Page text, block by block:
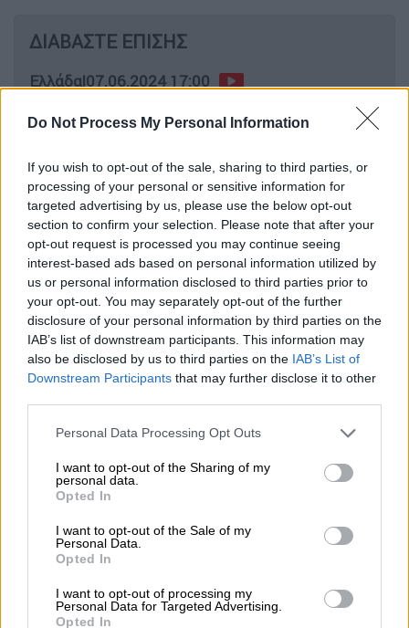
Do Not Process My Personal Information
If you wish to opt-out of the sale, sharing to third parties, or
processing of your personal or sensitive information for
targeted advertising by us, please use the below opt-out
section to confirm your selection. Please note that after your
opt-out request is processed you may continue seeing
interest-based ads based on personal information utilized by
us or personal information disclosed to third parties prior to
your opt-out. You may separately opt-out of the further
disclosure of your personal information by third parties on the
IAB’s list of downstream participants. This information may
also be disclosed by us to third parties on the IAB’s List of
Downstream Participants that may further disclose it to other
Please note that this website/app uses one or more Google
not limited to your visit or usage behaviour. You may click to
grant or deny consent to Google and its third-party tags to
use your data for below specified purposes in below Google
consent section.
Personal Data Processing Opt Outs
I want to opt-out of the Sharing of my
personal data.
Opted In
I want to opt-out of the Sale of my
Personal Data.
Opted In
I want to opt-out of processing my
Personal Data for Targeted Advertising.
Opted In
ΔΙΑΒΑΣΤΕ ΕΠΙΣΗΣ
Ελλάδα|07.06.2024 17:00
Μόσλεϊ – Φωτογραφία ντοκουμέντο
Απευθύνονταςέκκλησηστα νοικοκυριά και
στις επιχειρήσεις να περιορίσουν τη χρήση
νερού, η δήμαρχος Τζιοτί Γκόντεκ
συνέστησε στον κόσμο «να μην κάνει ντους
μπάνιο, ούτε να πλένει τα πιάτα ή τα ρούχα»
έως ότου επιλυθεί η κατάσταση.
Here’s why you have no water in
Calgary right now. Main break in
yet.#yyc #yycroads
pic.twitter.com/UQvMMzmS8E
— Randy Risling (@RandyRisling)
June 6, 2024
Μπορεί να χρειαστεί «πολύς καιρός»